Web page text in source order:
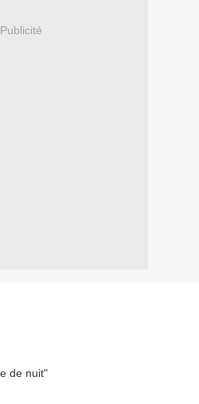
Publicité